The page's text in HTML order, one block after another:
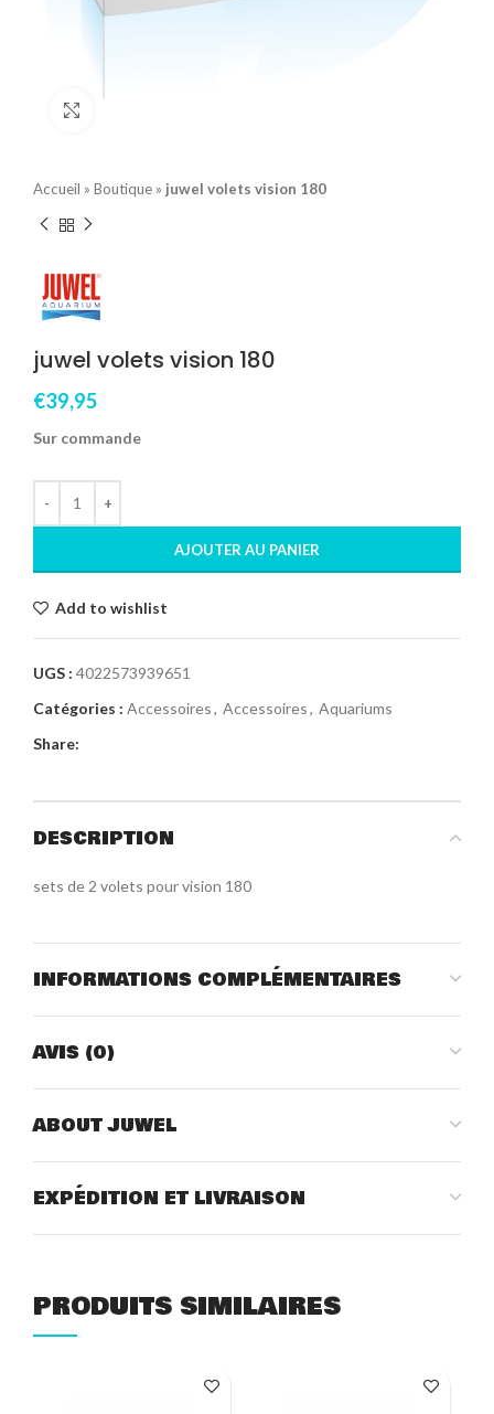
Accueil » Boutique » juwel volets vision 180
juwel volets vision 180
€39,95
Sur commande
AJOUTER AU PANIER
Add to wishlist
UGS : 4022573939651
Catégories : Accessoires, Accessoires, Aquariums
Share:
DESCRIPTION
sets de 2 volets pour vision 180
INFORMATIONS COMPLÉMENTAIRES
AVIS (0)
ABOUT JUWEL
EXPÉDITION ET LIVRAISON
PRODUITS SIMILAIRES